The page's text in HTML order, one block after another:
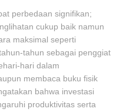
perbedaan signifikan;
cukup baik namun
maksimal seperti
tahun sebagai penggiat
hari dalam
membaca buku fisik
bahwa investasi
produktivitas serta